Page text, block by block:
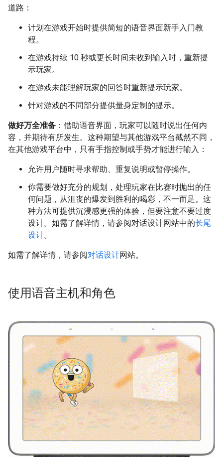
道路：
计划在游戏开始时提供简短的语音界面新手入门教
程。
在游戏持续 10 秒或更长时间未收到输入时，重新提
示玩家。
在游戏未能理解玩家的回答时重新提示玩家。
针对游戏的不同部分提供量身定制的提示。
做好万全准备 ：借助语音界面，玩家可以随时说出任何内
容，并期待有所发生。这种期望与其他游戏平台截然不同，
在其他游戏平台中，只有手指控制或手势才能进行输入：
允许用户随时寻求帮助、重复说明或暂停操作。
你需要做好充分的规划，处理玩家在比赛时抛出的任
何问题，从沮丧的爆发到胜利的喝彩，不一而足。这
种方法可提供沉浸感更强的体验，但要注意不要过度
设计。如需了解详情，请参阅对话设计网站中的长尾
设计。
如需了解详情，请参阅对话设计网站。
使用语音主机和角色